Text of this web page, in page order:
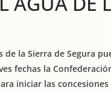
de la Sierra de Segura
fechas la
iniciar las concesiones